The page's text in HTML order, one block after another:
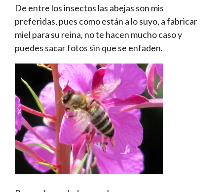
De entre los insectos las abejas son mis
preferidas, pues como están a lo suyo, a fabricar
miel para su reina, no te hacen mucho caso y
puedes sacar fotos sin que se enfaden.